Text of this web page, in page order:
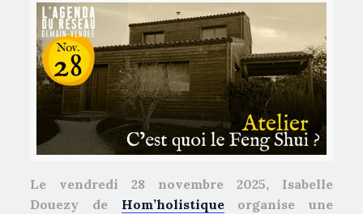
Le vendredi 28 novembre 2025, Isabelle
Douezy de Hom’holistiqueorganise une